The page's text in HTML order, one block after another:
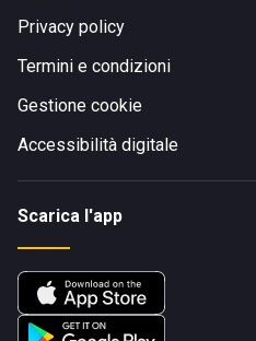
Privacy policy
Termini e condizioni
Gestione cookie
Accessibilità digitale
Scarica l'app